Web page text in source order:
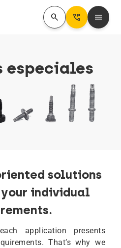
search Perm_Phone_Msg menu
especiales
solutions
individual
application presents
That’s why we